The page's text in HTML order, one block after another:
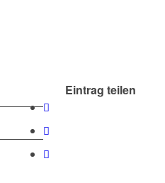
Eintrag teilen